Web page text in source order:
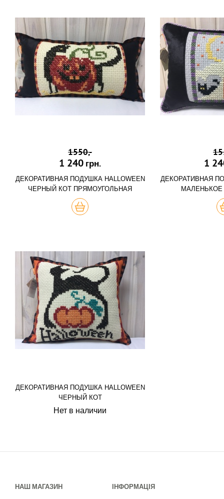
1550,-
1 240 грн.
ДЕКОРАТИВНАЯ ПОДУШКА HALLOWEEN
ЧЕРНЫЙ КОТ ПРЯМОУГОЛЬНАЯ
ХОЧУ
1
ДЕКОРАТИВНАЯ
ДЕКОРАТИВНАЯ ПОДУШКА HALLOWEEN
ЧЕРНЫЙ КОТ
Нет в наличии
НАШ МАГАЗИН ІНФОРМАЦІЯ